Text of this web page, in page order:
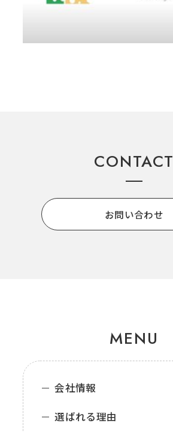
CONTACT
お問い合わせ
MENU
会社情報
選ばれる理由